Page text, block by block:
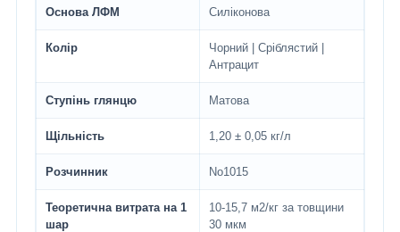
Основа ЛФМ Силіконова
Колір
Чорний | Сріблястий |
Антрацит
Ступінь глянцю Матова
Щільність 1,20 ± 0,05 кг/л
Розчинник No1015
Теоретична витрата на 1
шар
10-15,7 м2/кг за товщини
30 мкм